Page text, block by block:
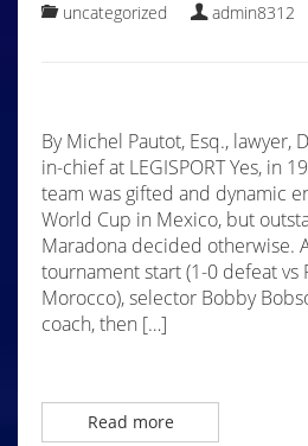
uncategorized admin8312
By Michel Pautot, Esq., lawyer,
in-chief at LEGISPORT Yes, in
team was gifted and dynamic
World Cup in Mexico, but
Maradona decided otherwise.
tournament start (1-0 defeat vs
Morocco), selector Bobby
coach, then […]
Read more